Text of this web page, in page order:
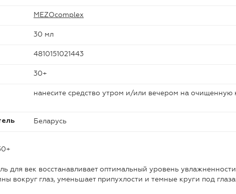
MEZOcomplex
30 мл
4810151021443
30+
нанесите средство утром и/или вечером на очищенную
Беларусь
для век восстанавливает оптимальный уровень
вокруг глаз, уменьшает припухлости и темные круги под